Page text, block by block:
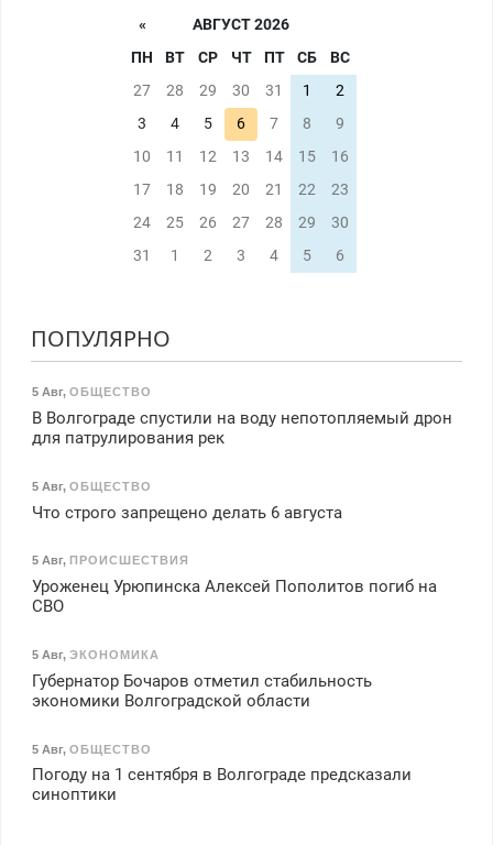
«
АВГУСТ 2026
ПН
ВТ СР ЧТ ПТ СБ
ВС
27
28 29 30 31 1
2
3
4 5 6 7 8
9
10
11 12 13 14 15
16
17
18 19 20 21 22
23
24
25 26 27 28 29
30
31
1 2 3 4 5 6
ПОПУЛЯРНО
5 Авг, ОБЩЕСТВО
В Волгограде спустили на воду непотопляемый дрон
для патрулирования рек
5 Авг, ОБЩЕСТВО
Что строго запрещено делать 6 августа
5 Авг, ПРОИСШЕСТВИЯ
Уроженец Урюпинска Алексей Пополитов погиб на
СВО
5 Авг, ЭКОНОМИКА
Губернатор Бочаров отметил стабильность
экономики Волгоградской области
5 Авг, ОБЩЕСТВО
Погоду на 1 сентября в Волгограде предсказали
синоптики